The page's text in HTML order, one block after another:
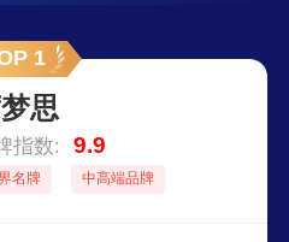
1
思
指数: 9.9
名牌 中高端品牌